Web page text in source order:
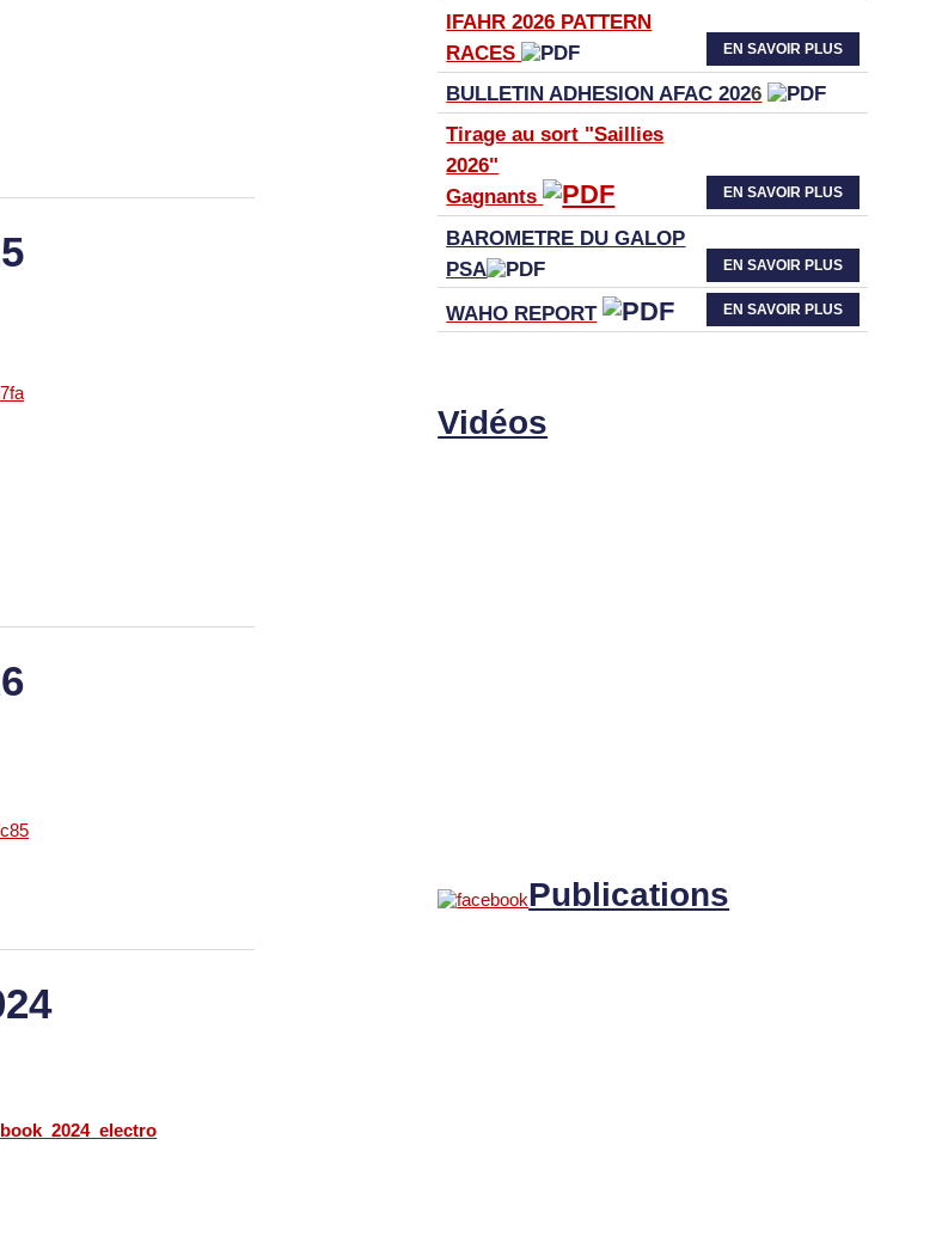
IFAHR 2026 PATTERN
RACES
EN SAVOIR PLUS
BULLETIN ADHESION AFAC 2026
Tirage au sort "Saillies
2026"
Gagnants
EN SAVOIR PLUS
BAROMETRE DU GALOP
PSA
EN SAVOIR PLUS
WAHO REPORT EN SAVOIR PLUS
Vidéos
Publications